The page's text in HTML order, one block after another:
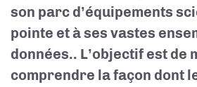
son parc d’équipements
pointe et à ses vastes
données.. L’objectif est de
comprendre la façon dont